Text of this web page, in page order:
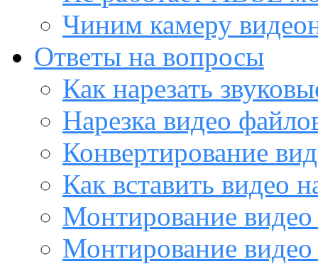
Чиним камеру
Ответы на вопросы
Как нарезать
Нарезка видео
Конвертирование
Как вставить видео
Монтирование видео
Монтирование